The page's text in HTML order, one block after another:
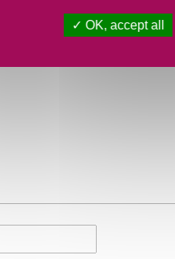
OK, accept all